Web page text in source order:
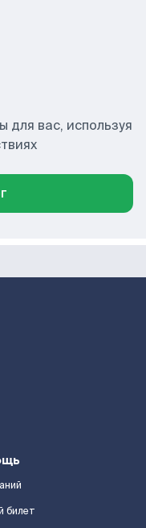
вас, используя
билет